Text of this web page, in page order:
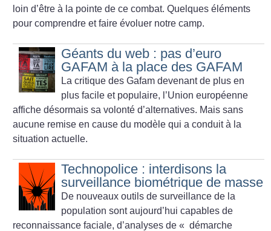
loin d’être à la pointe de ce combat. Quelques éléments
pour comprendre et faire évoluer notre camp.
Géants du web : pas d’euro
GAFAM à la place des GAFAM
La critique des Gafam devenant de plus en
plus facile et populaire, l’Union européenne
affiche désormais sa volonté d’alternatives. Mais sans
aucune remise en cause du modèle qui a conduit à la
situation actuelle.
Technopolice : interdisons la
surveillance biométrique de masse
De nouveaux outils de surveillance de la
population sont aujourd’hui capables de
reconnaissance faciale, d’analyses de « démarche